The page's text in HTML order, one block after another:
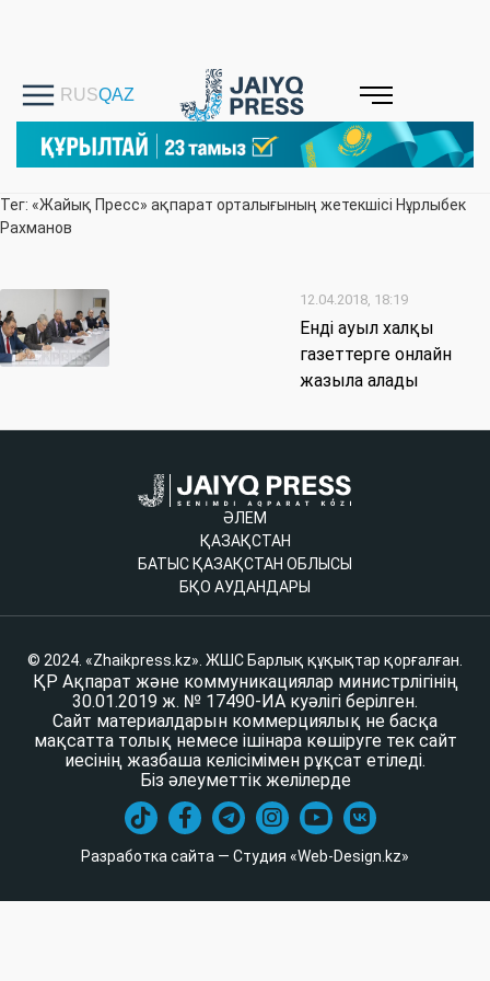
Тег: «Жайық Пресс» ақпарат орталығының жетекшісі Нұрлыбек
Рахманов
12.04.2018, 18:19
Енді ауыл халқы
газеттерге онлайн
жазыла алады
ӘЛЕМ
ҚАЗАҚСТАН
БАТЫС ҚАЗАҚСТАН ОБЛЫСЫ
БҚО АУДАНДАРЫ
© 2024. «Zhaikpress.kz». ЖШС Барлық құқықтар қорғалған.
ҚР Ақпарат және коммуникациялар министрлігінің
30.01.2019 ж. № 17490-ИА куәлігі берілген.
Сайт материалдарын коммерциялық не басқа
мақсатта толық немесе ішінара көшіруге тек сайт
иесінің жазбаша келісімімен рұқсат етіледі.
Біз әлеуметтік желілерде
Разработка сайта — Студия «Web-Design.kz»